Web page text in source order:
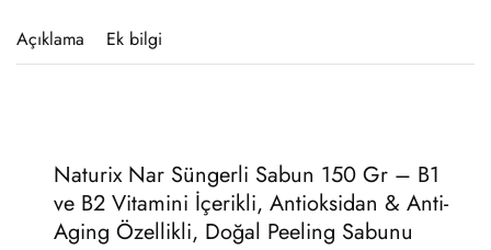
Açıklama Ek bilgi
Naturix Nar Süngerli Sabun 150 Gr – B1
ve B2 Vitamini İçerikli, Antioksidan & Anti-
Aging Özellikli, Doğal Peeling Sabunu